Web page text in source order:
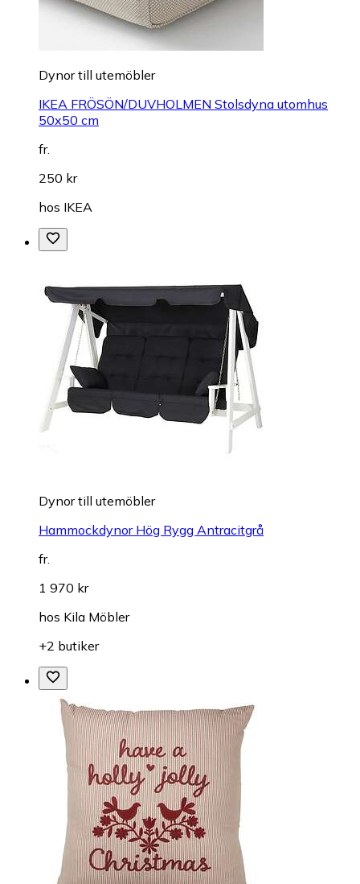
Dynor till utemöbler
IKEA FRÖSÖN/DUVHOLMEN Stolsdyna utomhus
50x50 cm
fr.
250 kr
hos IKEA
Dynor till utemöbler
Hammockdynor Hög Rygg Antracitgrå
fr.
1 970 kr
hos Kila Möbler
+2 butiker